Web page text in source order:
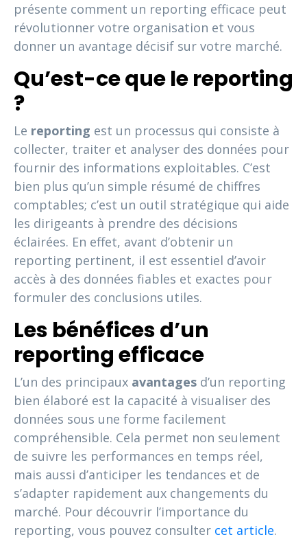
présente comment un reporting efficace peut
révolutionner votre organisation et vous
donner un avantage décisif sur votre marché.
Qu’est-ce que le reporting
?
Le reporting est un processus qui consiste à
collecter, traiter et analyser des données pour
fournir des informations exploitables. C’est
bien plus qu’un simple résumé de chiffres
comptables; c’est un outil stratégique qui aide
les dirigeants à prendre des décisions
éclairées. En effet, avant d’obtenir un
reporting pertinent, il est essentiel d’avoir
accès à des données fiables et exactes pour
formuler des conclusions utiles.
Les bénéfices d’un
reporting efficace
L’un des principaux avantages d’un reporting
bien élaboré est la capacité à visualiser des
données sous une forme facilement
compréhensible. Cela permet non seulement
de suivre les performances en temps réel,
mais aussi d’anticiper les tendances et de
s’adapter rapidement aux changements du
marché. Pour découvrir l’importance du
reporting, vous pouvez consulter cet article.